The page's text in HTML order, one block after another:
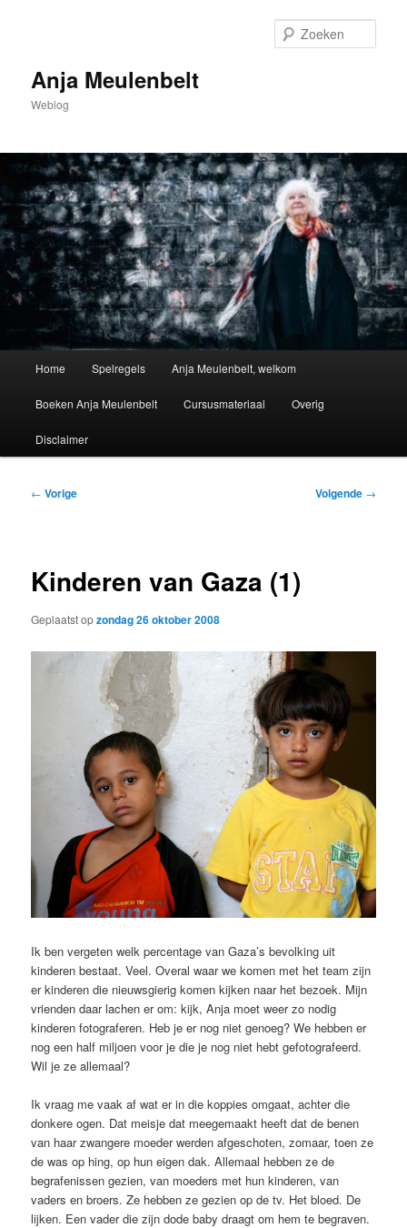
inhoudAnja Meulenbelt
Weblog
Home Spelregels Anja Meulenbelt, welkom
Boeken Anja Meulenbelt Cursusmateriaal Overig
Disclaimer
Bericht
← Vorige Volgende →
Kinderen van Gaza (1)
Geplaatst opzondag 26 oktober 2008
Ik ben vergeten welk percentage van Gaza’s bevolking uit
kinderen bestaat. Veel. Overal waar we komen met het team zijn
er kinderen die nieuwsgierig komen kijken naar het bezoek. Mijn
vrienden daar lachen er om: kijk, Anja moet weer zo nodig
kinderen fotograferen. Heb je er nog niet genoeg? We hebben er
nog een half miljoen voor je die je nog niet hebt gefotografeerd.
Wil je ze allemaal?
Ik vraag me vaak af wat er in die koppies omgaat, achter die
donkere ogen. Dat meisje dat meegemaakt heeft dat de benen
van haar zwangere moeder werden afgeschoten, zomaar, toen ze
de was op hing, op hun eigen dak. Allemaal hebben ze de
begrafenissen gezien, van moeders met hun kinderen, van
vaders en broers. Ze hebben ze gezien op de tv. Het bloed. De
lijken. Een vader die zijn dode baby draagt om hem te begraven.